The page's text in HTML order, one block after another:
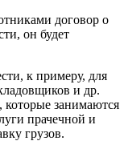
договор о
он будет
к примеру, для
и др.
которые занимаются
прачечной и
грузов.